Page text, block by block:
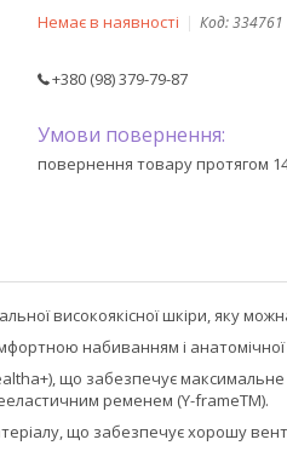
Немає в наявності
Код:334761
+380 (98) 379-79-87
повернення товару протягом
високоякісної шкіри, яку
набиванням і
що забезпечує
ременем (Y-frameTM).
що забезпечує хорошу